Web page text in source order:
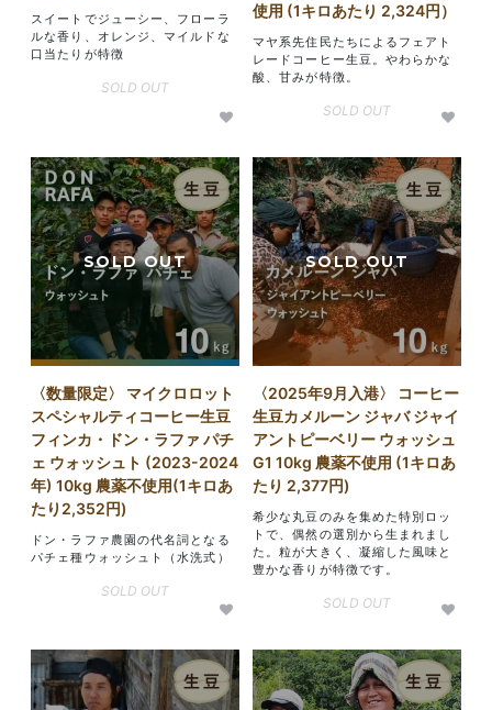
スイートでジューシー、フローラ
ルな香り、オレンジ、マイルドな
口当たりが特徴
SOLD OUT
使用 (1キロあたり 2,324円）
マヤ系先住民たちによるフェアト
レードコーヒー生豆。やわらかな
酸、甘みが特徴。
SOLD OUT
〈数量限定〉 マイクロロット
スペシャルティコーヒー生豆
フィンカ・ドン・ラファ パチ
ェ ウォッシュト (2023-2024
年) 10kg 農薬不使用(1キロあ
たり2,352円)
ドン・ラファ農園の代名詞となる
パチェ種ウォッシュト（水洗式）
SOLD OUT
〈2025年9月入港〉 コーヒー
生豆カメルーン ジャバ ジャイ
アントピーベリー ウォッシュ
G1 10kg 農薬不使用 (1キロあ
たり 2,377円)
希少な丸豆のみを集めた特別ロッ
トで、偶然の選別から生まれまし
た。粒が大きく、凝縮した風味と
豊かな香りが特徴です。
SOLD OUT